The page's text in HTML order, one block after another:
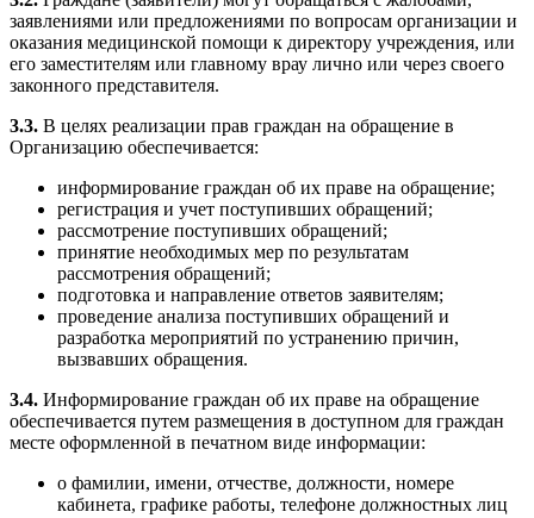
заявлениями или предложениями по вопросам организации и
оказания медицинской помощи к директору учреждения, или
его заместителям или главному врау лично или через своего
законного представителя.
3.3. В целях реализации прав граждан на обращение в
Организацию обеспечивается:
информирование граждан об их праве на обращение;
регистрация и учет поступивших обращений;
рассмотрение поступивших обращений;
принятие необходимых мер по результатам
рассмотрения обращений;
подготовка и направление ответов заявителям;
проведение анализа поступивших обращений и
разработка мероприятий по устранению причин,
вызвавших обращения.
3.4. Информирование граждан об их праве на обращение
обеспечивается путем размещения в доступном для граждан
месте оформленной в печатном виде информации:
о фамилии, имени, отчестве, должности, номере
кабинета, графике работы, телефоне должностных лиц